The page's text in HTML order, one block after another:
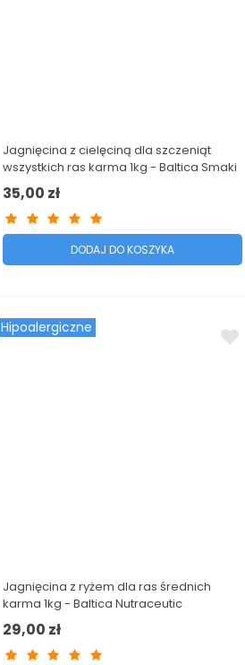
Jagnięcina z cielęciną dla szczeniąt
wszystkich ras karma 1kg - Baltica Smaki
Regionów
35,00 zł
DODAJ DO KOSZYKA
Hipoalergiczne
Jagnięcina z ryżem dla ras średnich
karma 1kg - Baltica Nutraceutic
29,00 zł